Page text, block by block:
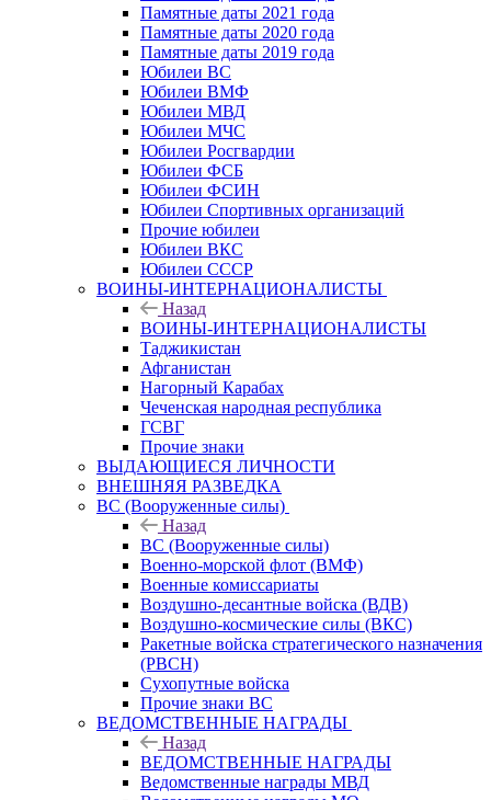
Памятные даты 2021 года
Памятные даты 2020 года
Памятные даты 2019 года
Юбилеи ВС
Юбилеи ВМФ
Юбилеи МВД
Юбилеи МЧС
Юбилеи Росгвардии
Юбилеи ФСБ
Юбилеи ФСИН
Юбилеи Спортивных организаций
Прочие юбилеи
Юбилеи ВКС
Юбилеи СССР
ВОИНЫ-ИНТЕРНАЦИОНАЛИСТЫ
Назад
ВОИНЫ-ИНТЕРНАЦИОНАЛИСТЫ
Таджикистан
Афганистан
Нагорный Карабах
Чеченская народная республика
ГСВГ
Прочие знаки
ВЫДАЮЩИЕСЯ ЛИЧНОСТИ
ВНЕШНЯЯ РАЗВЕДКА
ВС (Вооруженные силы)
Назад
ВС (Вооруженные силы)
Военно-морской флот (ВМФ)
Военные комиссариаты
Воздушно-десантные войска (ВДВ)
Воздушно-космические силы (ВКС)
Ракетные войска стратегического назначения
(РВСН)
Сухопутные войска
Прочие знаки ВС
ВЕДОМСТВЕННЫЕ НАГРАДЫ
Назад
ВЕДОМСТВЕННЫЕ НАГРАДЫ
Ведомственные награды МВД